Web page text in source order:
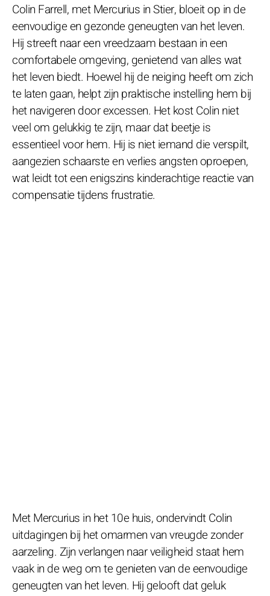
Colin Farrell, met Mercurius in Stier, bloeit op in de
eenvoudige en gezonde geneugten van het leven.
Hij streeft naar een vreedzaam bestaan in een
comfortabele omgeving, genietend van alles wat
het leven biedt. Hoewel hij de neiging heeft om zich
te laten gaan, helpt zijn praktische instelling hem bij
het navigeren door excessen. Het kost Colin niet
veel om gelukkig te zijn, maar dat beetje is
essentieel voor hem. Hij is niet iemand die verspilt,
aangezien schaarste en verlies angsten oproepen,
wat leidt tot een enigszins kinderachtige reactie van
compensatie tijdens frustratie.
Met Mercurius in het 10e huis, ondervindt Colin
uitdagingen bij het omarmen van vreugde zonder
aarzeling. Zijn verlangen naar veiligheid staat hem
vaak in de weg om te genieten van de eenvoudige
geneugten van het leven. Hij gelooft dat geluk